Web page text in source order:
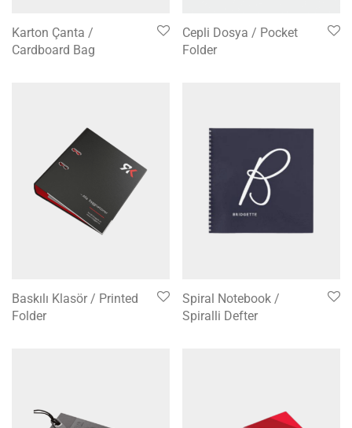
Karton Çanta /
Cardboard Bag
Cepli Dosya / Pocket
Folder
Baskılı Klasör / Printed
Folder
Spiral Notebook /
Spiralli Defter